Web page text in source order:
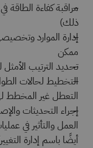
مراقبة كفاءة الطاقة
ذلك)
إدارة الموارد
ممكن
تحديد الترتيب
التخطيط لحالات
التعطل غير المخطط
إجراء التحديثات
العمل والتأثير في
أيضًا باسم إدارة